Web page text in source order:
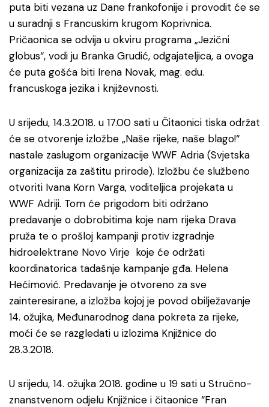
puta biti vezana uz Dane frankofonije i provodit će se
u suradnji s Francuskim krugom Koprivnica.
Pričaonica se odvija u okviru programa „Jezični
globus“, vodi ju Branka Grudić, odgajateljica, a ovoga
će puta gošća biti Irena Novak, mag. edu.
francuskoga jezika i književnosti.
U srijedu, 14.3.2018. u 17.00 sati u Čitaonici tiska održat
će se otvorenje izložbe „Naše rijeke, naše blago!“
nastale zaslugom organizacije WWF Adria (Svjetska
organizacija za zaštitu prirode). Izložbu će službeno
otvoriti Ivana Korn Varga, voditeljica projekata u
WWF Adriji. Tom će prigodom biti održano
predavanje o dobrobitima koje nam rijeka Drava
pruža te o prošloj kampanji protiv izgradnje
hidroelektrane Novo Virje koje će održati
koordinatorica tadašnje kampanje gđa. Helena
Hećimović. Predavanje je otvoreno za sve
zainteresirane, a izložba kojoj je povod obilježavanje
14. ožujka, Međunarodnog dana pokreta za rijeke,
moći će se razgledati u izlozima Knjižnice do
28.3.2018.
U srijedu, 14. ožujka 2018. godine u 19 sati u Stručno-
znanstvenom odjelu Knjižnice i čitaonice “Fran